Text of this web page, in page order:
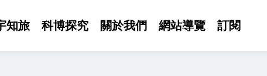
知旅 科博探究 關於我們 網站導覽 訂閱